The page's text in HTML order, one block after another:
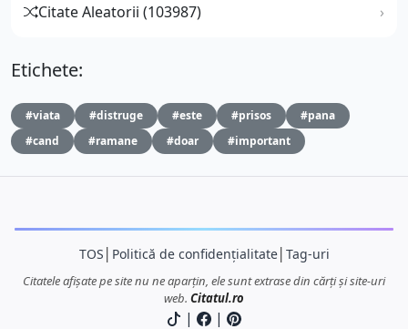
Citate Aleatorii (103987)
Etichete:
#viata #distruge #este #prisos
#pana
#cand
#ramane #doar #important
TOS Politică de confidențialitate│ Tag-uri
Citatele afișate pe site nu ne aparțin, ele sunt extrase din cărți și site-uri
web. Citatul.ro
| |